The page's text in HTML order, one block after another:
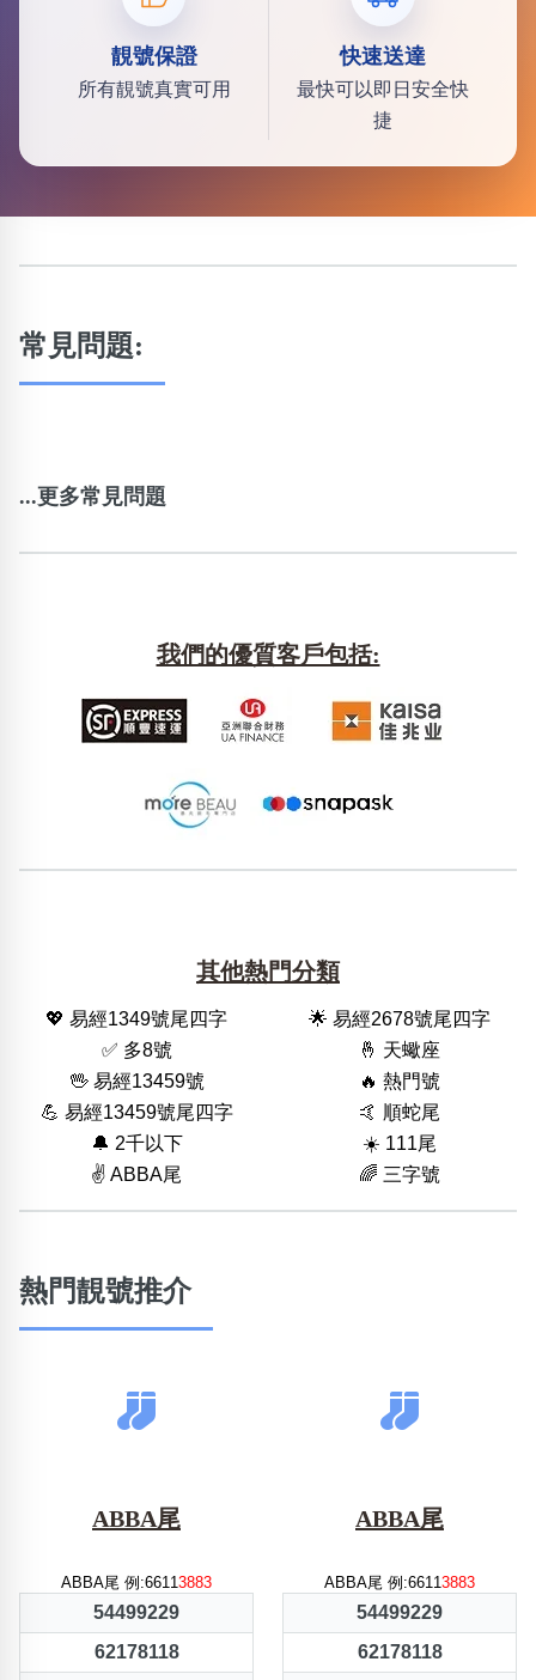
靚號保證
所有靚號真實可用
快速送達
最快可以即日安全快
捷
常見問題:
...更多常見問題
我們的優質客戶包括:
其他熱門分類
💖 易經1349號尾四字
🌟 易經2678號尾四字
✅ 多8號
🤞 天蠍座
🖖 易經13459號
🔥 熱門號
💪 易經13459號尾四字
🤙 順蛇尾
🔔 2千以下
☀️ 111尾
✌️ ABBA尾
🌈 三字號
熱門靚號推介
ABBA尾
ABBA尾 例:66113883
54499229
62178118
ABBA尾
ABBA尾 例:66113883
54499229
62178118